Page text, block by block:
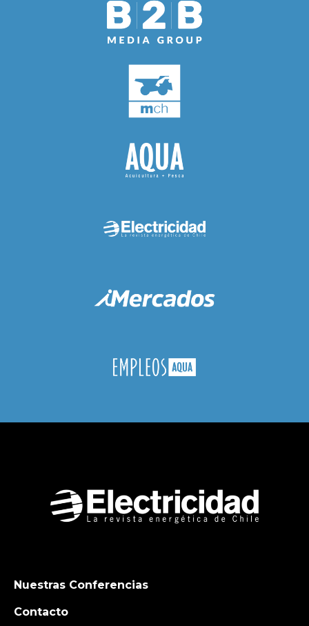
Nuestras Conferencias
Contacto